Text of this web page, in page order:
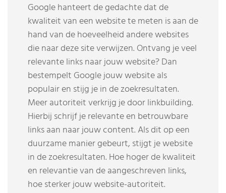
Google hanteert de gedachte dat de
kwaliteit van een website te meten is aan de
hand van de hoeveelheid andere websites
die naar deze site verwijzen. Ontvang je veel
relevante links naar jouw website? Dan
bestempelt Google jouw website als
populair en stijg je in de zoekresultaten.
Meer autoriteit verkrijg je door linkbuilding.
Hierbij schrijf je relevante en betrouwbare
links aan naar jouw content. Als dit op een
duurzame manier gebeurt, stijgt je website
in de zoekresultaten. Hoe hoger de kwaliteit
en relevantie van de aangeschreven links,
hoe sterker jouw website-autoriteit.